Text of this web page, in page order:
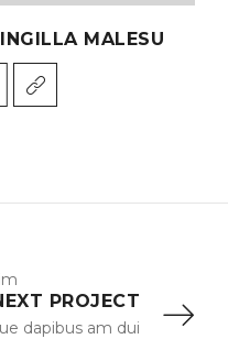
MALESU
PROJECT
dapibus am dui